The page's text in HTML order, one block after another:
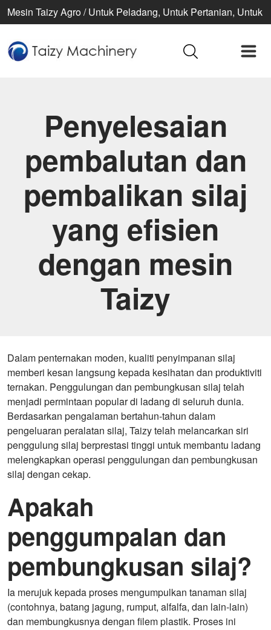
Mesin Taizy Agro / Untuk Peladang, Untuk Pertanian, Untuk
Penyelesaian
pembalutan dan
pembalikan silaj
yang efisien
dengan mesin
Taizy
Dalam penternakan moden, kualiti penyimpanan silaj
memberi kesan langsung kepada kesihatan dan produktiviti
ternakan. Penggulungan dan pembungkusan silaj telah
menjadi permintaan popular di ladang di seluruh dunia.
Berdasarkan pengalaman bertahun-tahun dalam
pengeluaran peralatan silaj, Taizy telah melancarkan siri
penggulung silaj berprestasi tinggi untuk membantu ladang
melengkapkan operasi penggulungan dan pembungkusan
silaj dengan cekap.
Apakah
penggumpalan dan
pembungkusan silaj?
Ia merujuk kepada proses mengumpulkan tanaman silaj
(contohnya, batang jagung, rumput, alfalfa, dan lain-lain)
dan membungkusnya dengan filem plastik. Proses ini